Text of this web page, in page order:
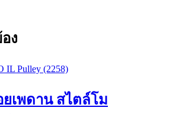
ง
เพดาน สไตล์โม